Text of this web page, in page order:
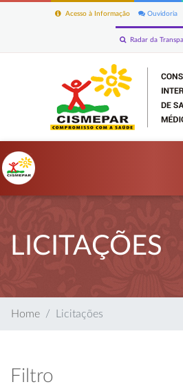
Ouvidoria
Acesso à Informação
Radar da
LICITAÇÕES
Home Licitações
Filtro